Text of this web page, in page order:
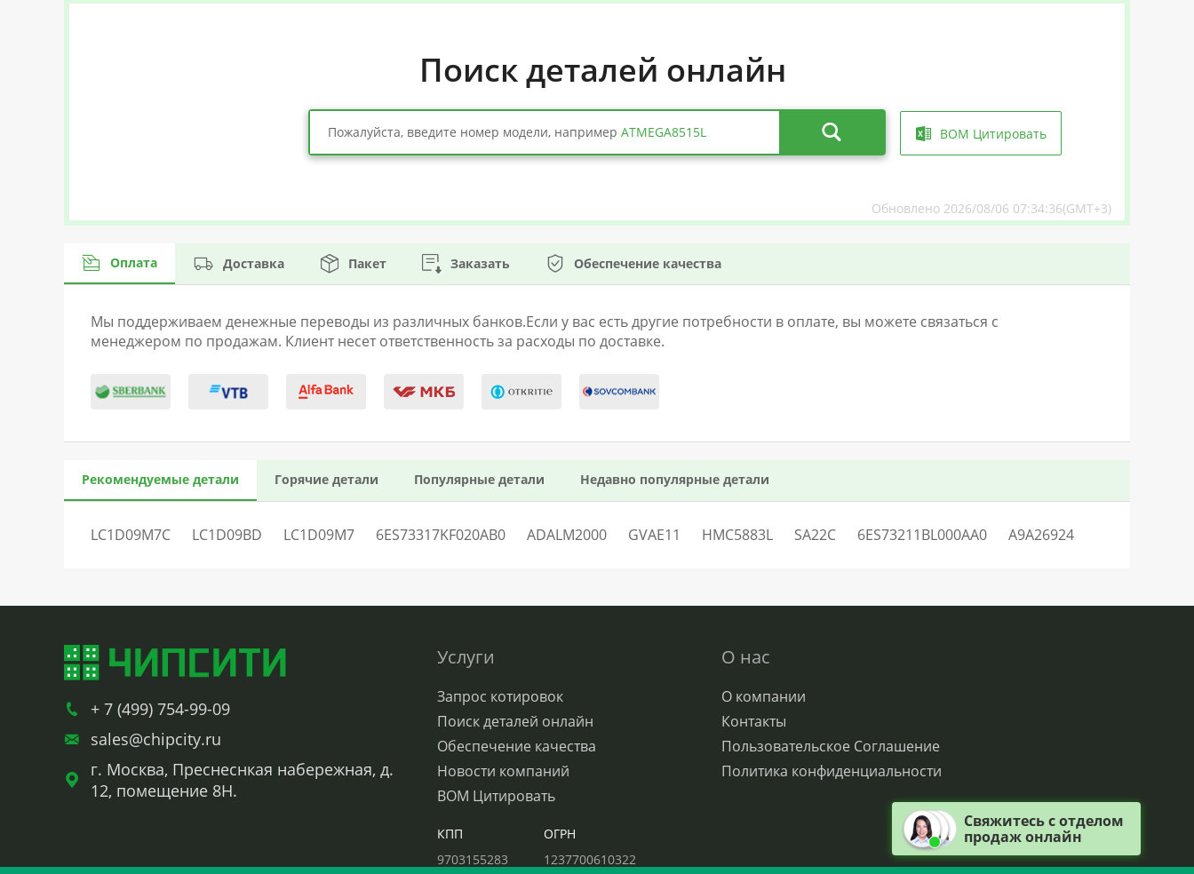
Поиск деталей онлайн
Пожалуйста, введите номер модели, например ATMEGA8515L BOM Цитировать
Обновлено 2026/08/06 07:34:36(GMT+3)
Оплата Доставка Пакет Заказать Обеспечение качества
Мы поддерживаем денежные переводы из различных банков.Если у вас есть другие потребности в оплате, вы можете связаться с
менеджером по продажам. Клиент несет ответственность за расходы по доставке.
Рекомендуемые детали Горячие детали Популярные детали Недавно популярные детали
LC1D09M7C LC1D09BD LC1D09M7 6ES73317KF020AB0 ADALM2000 GVAE11 HMC5883L SA22C 6ES73211BL000AA0 A9A26924
Свяжитесь с отделом
продаж онлайн
+ 7 (499) 754-99-09
sales@chipcity.ru
г. Москва, Преснеснкая набережная, д.
12, помещение 8Н.
Услуги
Запрос котировок
Поиск деталей онлайн
Обеспечение качества
Новости компаний
BOM Цитировать
О нас
О компании
Контакты
Пользовательское Соглашение
Политика конфиденциальности
КПП
9703155283
ОГРН
1237700610322